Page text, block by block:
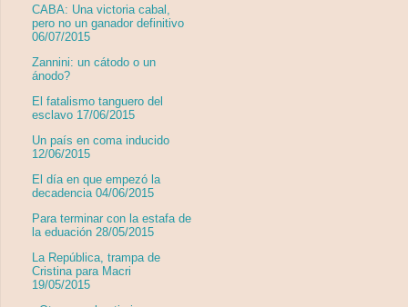
CABA: Una victoria cabal,
pero no un ganador definitivo
06/07/2015
Zannini: un cátodo o un
ánodo?
El fatalismo tanguero del
esclavo 17/06/2015
Un país en coma inducido
12/06/2015
El día en que empezó la
decadencia 04/06/2015
Para terminar con la estafa de
la eduación 28/05/2015
La República, trampa de
Cristina para Macri
19/05/2015